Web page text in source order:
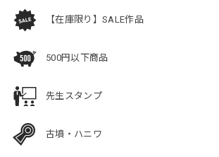
【在庫限り】SALE作品
500円以下商品
先生スタンプ
古墳・ハニワ